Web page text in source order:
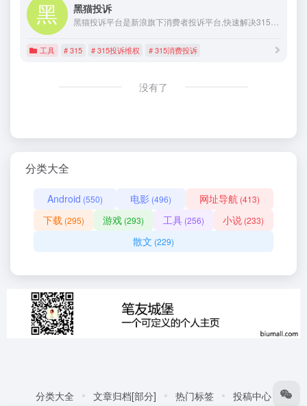
黑猫投诉
工具 # 315 # 315投诉维权 # 315消费投诉
没有了
分类大全
Android (550) 电影 (496) 网址导航 (413)
下载 (295) 游戏 (293) 工具(256) 小说 (233)
散文 (229)
分类大全 文章归档[部分] 热门标签 投稿中心